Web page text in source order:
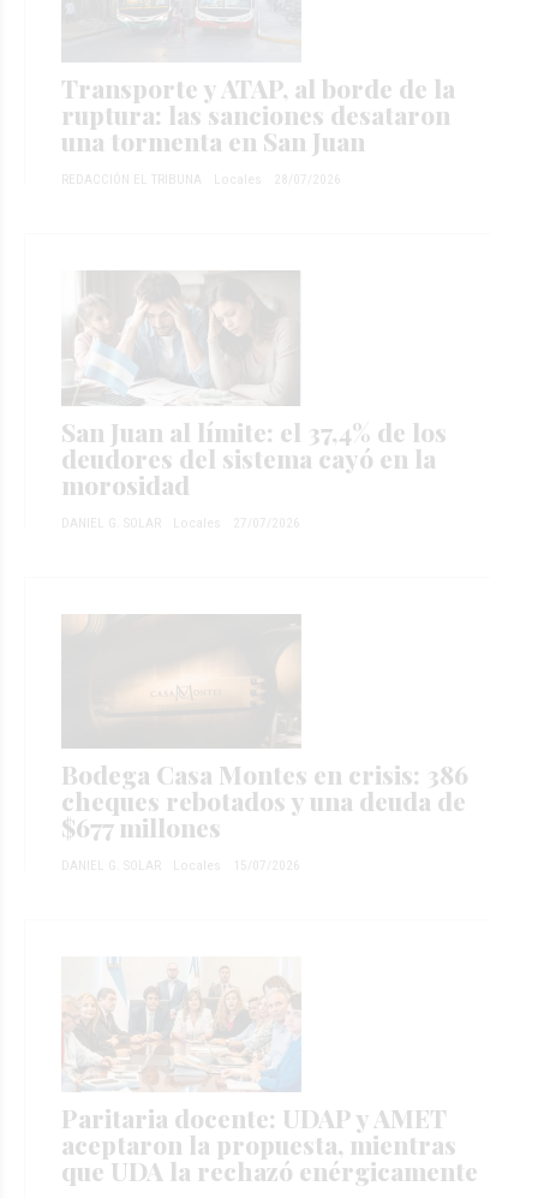
Transporte y ATAP, al borde de la
ruptura: las sanciones desataron
una tormenta en San Juan
REDACCIÓN EL TRIBUNA Locales 28/07/2026
San Juan al límite: el 37,4% de los
deudores del sistema cayó en la
morosidad
DANIEL G. SOLAR Locales 27/07/2026
Bodega Casa Montes en crisis: 386
cheques rebotados y una deuda de
$677 millones
DANIEL G. SOLAR Locales 15/07/2026
Paritaria docente: UDAP y AMET
aceptaron la propuesta, mientras
que UDA la rechazó enérgicamente